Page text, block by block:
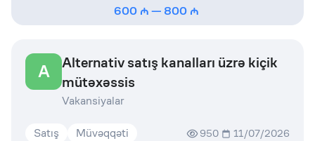
600 — 800
A
Alternativ satış kanalları üzrə kiçik
mütəxəssis
Vakansiyalar
Satış Müvəqqəti 950 11/07/2026